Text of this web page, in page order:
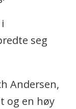
seg
Andersen,
og en høy